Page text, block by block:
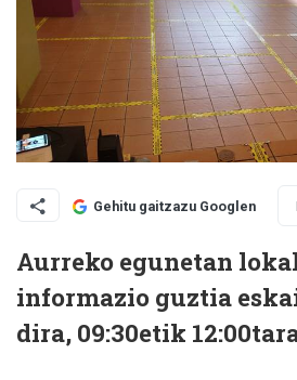
Gehitu gaitzazu Googlen
Aurreko egunetan
informazio guztia
dira, 09:30etik